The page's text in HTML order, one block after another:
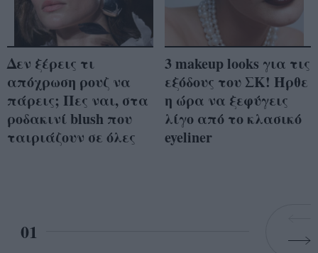
Δεν ξέρεις τι
απόχρωση ρουζ να
πάρεις; Πες ναι, στα
ροδακινί blush που
ταιριάζουν σε όλες
3 makeup looks για τις
εξόδους του ΣΚ! Ήρθε
η ώρα να ξεφύγεις
λίγο από το κλασικό
eyeliner
01